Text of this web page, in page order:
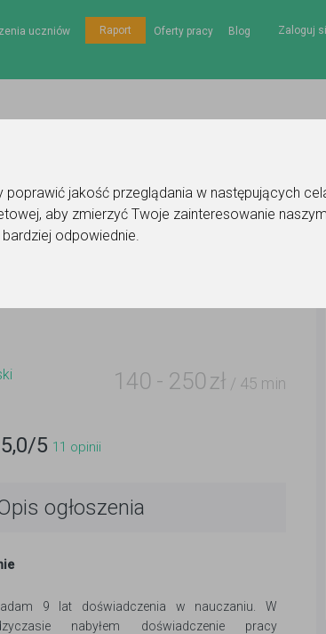
jakość przeglądania w następujących
, aby zmierzyć Twoje zainteresowanie
odpowiednie.
Zaloguj
uczniów Raport Oferty pracy Blog
- język francuski
140 - 250 zł / 45 min
5,0/5 11 opinii
ogłoszenia
9 lat doświadczenia w nauczaniu. W
nabyłem doświadczenie pracy